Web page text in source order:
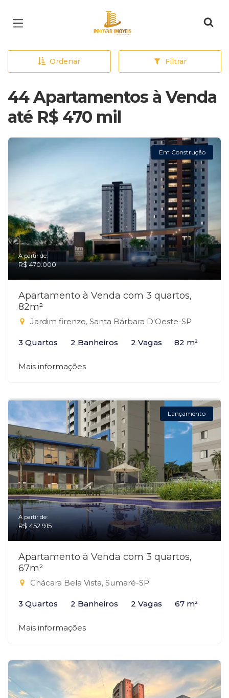
Página inicial
Ordenar Filtrar
44 Apartamentos à Venda
até R$ 470 mil
Em Construção
A partir de:
R$ 470.000
Apartamento à Venda com 3 quartos,
82m²
Jardim firenze, Santa Bárbara D'Oeste-SP
3 Quartos 2 Banheiros 2 Vagas 82 m²
Mais informações
Lançamento
A partir de:
R$ 452.915
Apartamento à Venda com 3 quartos,
67m²
Chácara Bela Vista, Sumaré-SP
3 Quartos 2 Banheiros 2 Vagas 67 m²
Mais informações